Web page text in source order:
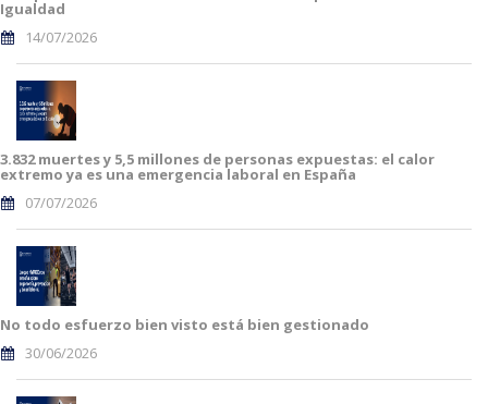
Igualdad
14/07/2026
3.832 muertes y 5,5 millones de personas expuestas: el calor
extremo ya es una emergencia laboral en España
07/07/2026
No todo esfuerzo bien visto está bien gestionado
30/06/2026